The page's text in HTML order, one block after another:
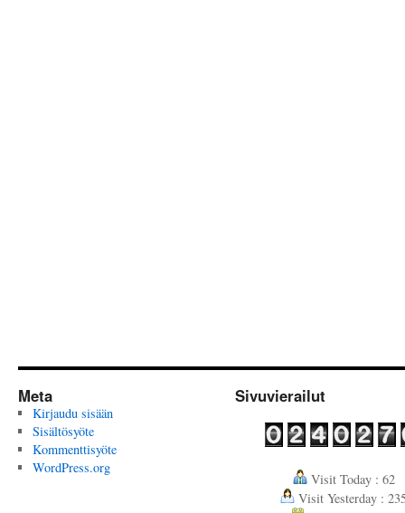
Meta
Kirjaudu sisään
Sisältösyöte
Kommenttisyöte
WordPress.org
Sivuvierailut
Visit Today : 62
Visit Yesterday :